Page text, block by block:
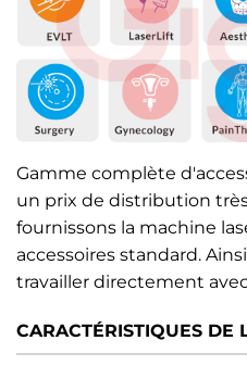
Gamme complète
un prix de distribution
fournissons la machine
accessoires standard.
travailler directement
CARACTÉRISTIQUES DE